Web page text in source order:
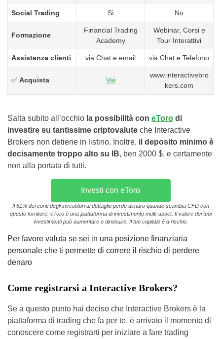
Social Trading Sì No
Formazione
Financial Trading
Academy
Webinar, Corsi e
Tour Interattivi
Assistenza clienti via Chat e email via Chat e Telefono
✅ Acquista Vai
www.interactivebro
kers.com
Salta subito all’occhio la possibilità con eToro di
investire su tantissime criptovalute che Interactive
Brokers non detiene in listino. Inoltre, il deposito minimo è
decisamente troppo alto su IB, ben 2000 $, e certamente
non alla portata di tutti.
Investi con eToro
Il 61% dei conti degli investitori al dettaglio perde denaro quando scambia CFD con
questo fornitore. eToro è una piattaforma di investimento multi-asset. Il valore dei tuoi
investimenti può aumentare o diminuire. Il tuo capitale è a rischio.
Per favore valuta se sei in una posizione finanziaria
personale che ti permette di correre il rischio di perdere
denaro
Come registrarsi a Interactive Brokers?
Se a questo punto hai deciso che Interactive Brokers è la
piattaforma di trading che fa per te, è arrivato il momento di
conoscere come registrarti per iniziare a fare trading